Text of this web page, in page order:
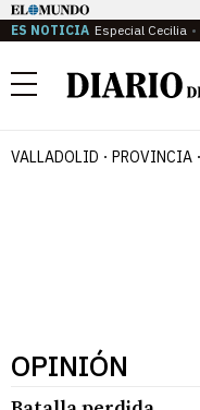
ES NOTICIA Especial Cecilia
Menú
VALLADOLID PROVINCIA
OPINIÓN